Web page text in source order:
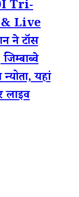
Tri-
& Live
ने टॉस
यहां